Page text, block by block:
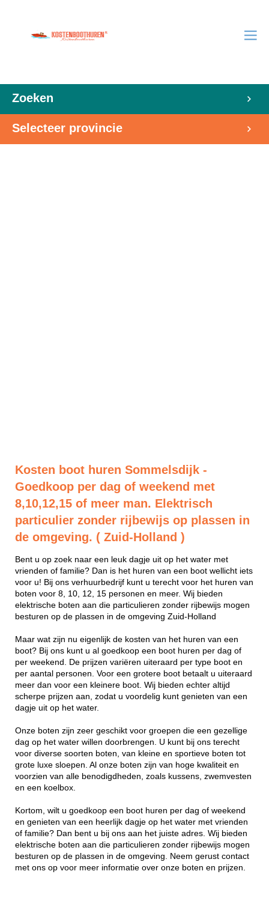
Zoeken
Selecteer provincie
Kosten boot huren Sommelsdijk -
Goedkoop per dag of weekend met
8,10,12,15 of meer man. Elektrisch
particulier zonder rijbewijs op plassen in
de omgeving. ( Zuid-Holland )
Bent u op zoek naar een leuk dagje uit op het water met
vrienden of familie? Dan is het huren van een boot wellicht iets
voor u! Bij ons verhuurbedrijf kunt u terecht voor het huren van
boten voor 8, 10, 12, 15 personen en meer. Wij bieden
elektrische boten aan die particulieren zonder rijbewijs mogen
besturen op de plassen in de omgeving Zuid-Holland
Maar wat zijn nu eigenlijk de kosten van het huren van een
boot? Bij ons kunt u al goedkoop een boot huren per dag of
per weekend. De prijzen variëren uiteraard per type boot en
per aantal personen. Voor een grotere boot betaalt u uiteraard
meer dan voor een kleinere boot. Wij bieden echter altijd
scherpe prijzen aan, zodat u voordelig kunt genieten van een
dagje uit op het water.
Onze boten zijn zeer geschikt voor groepen die een gezellige
dag op het water willen doorbrengen. U kunt bij ons terecht
voor diverse soorten boten, van kleine en sportieve boten tot
grote luxe sloepen. Al onze boten zijn van hoge kwaliteit en
voorzien van alle benodigdheden, zoals kussens, zwemvesten
en een koelbox.
Kortom, wilt u goedkoop een boot huren per dag of weekend
en genieten van een heerlijk dagje op het water met vrienden
of familie? Dan bent u bij ons aan het juiste adres. Wij bieden
elektrische boten aan die particulieren zonder rijbewijs mogen
besturen op de plassen in de omgeving. Neem gerust contact
met ons op voor meer informatie over onze boten en prijzen.